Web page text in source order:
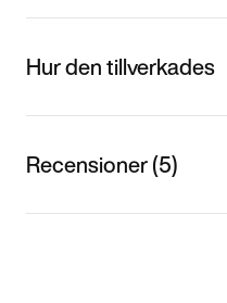
Hur den tillverkades
Recensioner (5)